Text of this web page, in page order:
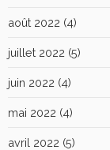
août 2022 (4)
juillet 2022 (5)
juin 2022 (4)
mai 2022 (4)
avril 2022 (5)